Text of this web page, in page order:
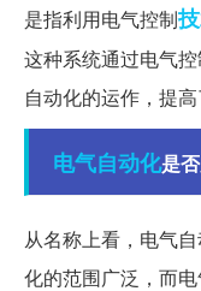
是指利用电气控制
这种系统通过电气
自动化的运作，提高
电气自动化是
从名称上看，电气
化的范围广泛，而